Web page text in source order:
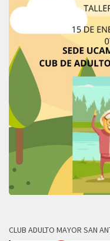
CLUB ADULTO MAYOR SAN